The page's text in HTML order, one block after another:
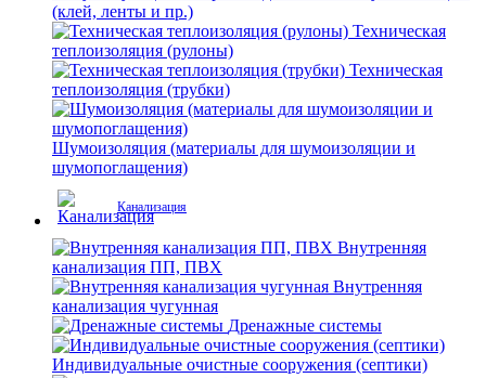
(клей, ленты и пр.)
Техническая
теплоизоляция (рулоны)
Техническая
теплоизоляция (трубки)
Шумоизоляция (материалы для шумоизоляции и
шумопоглащения)
Канализация
Внутренняя
канализация ПП, ПВХ
Внутренняя
канализация чугунная
Дренажные системы
Индивидуальные очистные сооружения (септики)